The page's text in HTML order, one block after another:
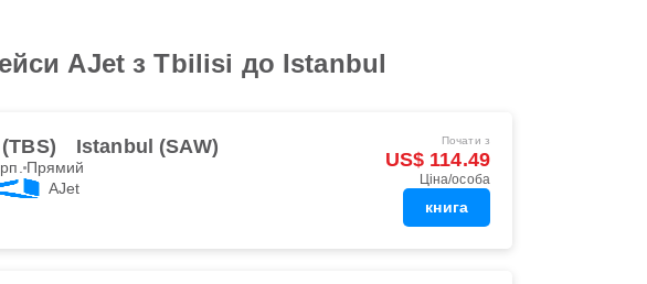
AJet з Tbilisi до Istanbul
Istanbul (SAW)
Прямий
AJet
Почати з
US$ 114.49
Ціна/особа
книга